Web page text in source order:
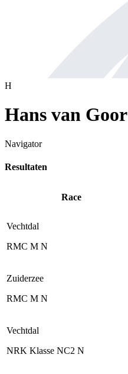
H
Hans van Goor
Navigator
Resultaten
Race
Vechtdal
RMC M N
Zuiderzee
RMC M N
Vechtdal
NRK Klasse NC2 N